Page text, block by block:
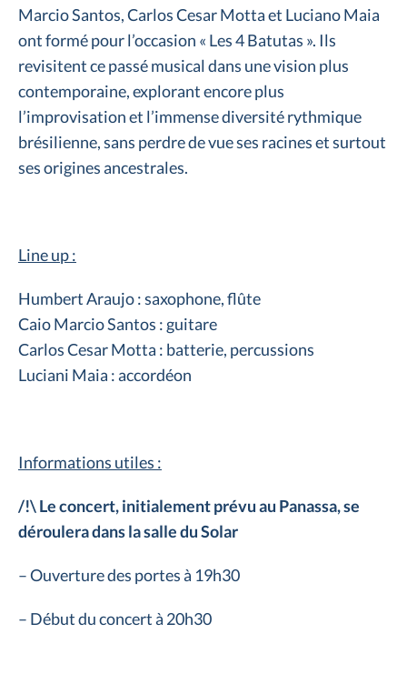
Marcio Santos, Carlos Cesar Motta et Luciano Maia
ont formé pour l’occasion « Les 4 Batutas ». Ils
revisitent ce passé musical dans une vision plus
contemporaine, explorant encore plus
l’improvisation et l’immense diversité rythmique
brésilienne, sans perdre de vue ses racines et surtout
ses origines ancestrales.
Line up :
Humbert Araujo : saxophone, flûte
Caio Marcio Santos : guitare
Carlos Cesar Motta : batterie, percussions
Luciani Maia : accordéon
Informations utiles :
/!\ Le concert, initialement prévu au Panassa, se
déroulera dans la salle du Solar
– Ouverture des portes à 19h30
– Début du concert à 20h30